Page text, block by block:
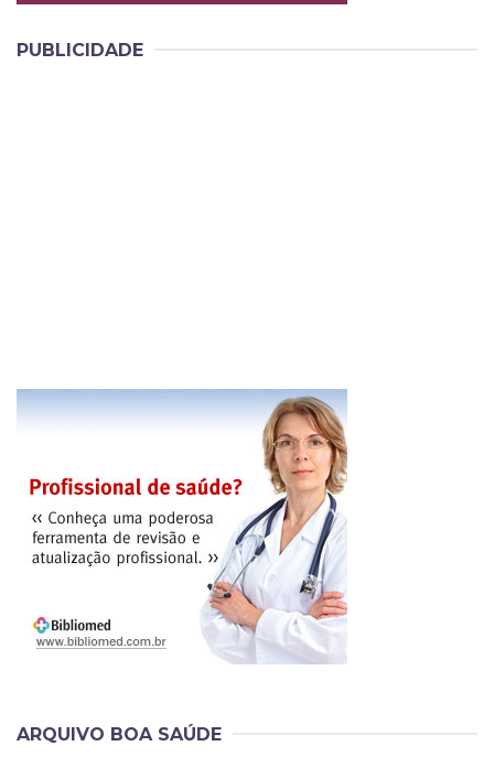
PUBLICIDADE
ARQUIVO BOA SAÚDE